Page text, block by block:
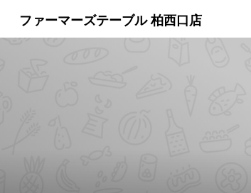
ファーマーズテーブル 柏西口店